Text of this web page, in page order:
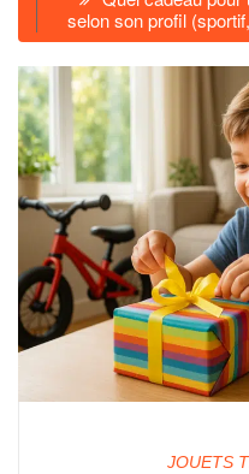
selon son profil
JOUETS